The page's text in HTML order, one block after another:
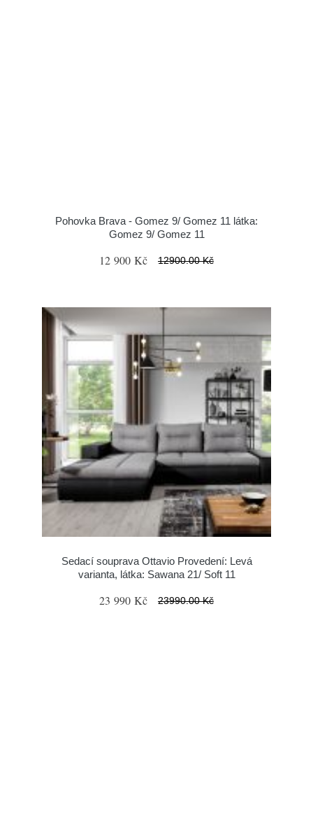
Pohovka Brava - Gomez 9/ Gomez 11 látka:
Gomez 9/ Gomez 11
12 900 Kč 12900.00 Kč
Sedací souprava Ottavio Provedení: Levá
varianta, látka: Sawana 21/ Soft 11
23 990 Kč 23990.00 Kč